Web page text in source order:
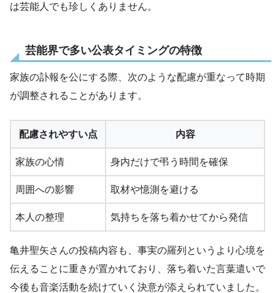
は芸能人でも珍しくありません。
芸能界で多い公表タイミングの特徴
家族の訃報を公にする際、次のような配慮が重なって時期
が調整されることがあります。
配慮されやすい点 内容
家族の心情 身内だけで弔う時間を確保
周囲への影響 取材や憶測を避ける
本人の整理 気持ちを落ち着かせてから発信
亀井聖矢さんの投稿内容も、事実の羅列というより心境を
伝えることに重きが置かれており、落ち着いた言葉遣いで
今後も音楽活動を続けていく決意が添えられていました。